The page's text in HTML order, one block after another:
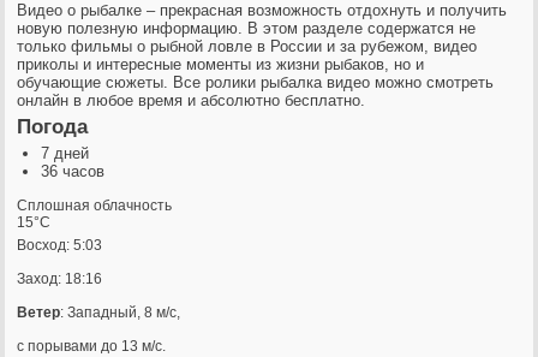
Видео о рыбалке – прекрасная возможность отдохнуть и получить
новую полезную информацию. В этом разделе содержатся не
только фильмы о рыбной ловле в России и за рубежом, видео
приколы и интересные моменты из жизни рыбаков, но и
обучающие сюжеты. Все ролики рыбалка видео можно смотреть
онлайн в любое время и абсолютно бесплатно.
Погода
7 дней
36 часов
Сплошная облачность
15°C
Восход: 5:03
Заход: 18:16
Ветер: Западный, 8 м/с,
с порывами до 13 м/с.